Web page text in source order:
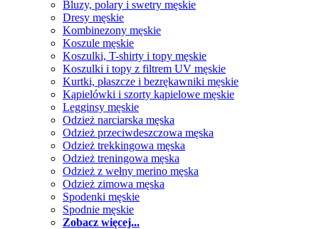
Bluzy, polary i swetry męskie
Dresy męskie
Kombinezony męskie
Koszule męskie
Koszulki, T-shirty i topy męskie
Koszulki i topy z filtrem UV męskie
Kurtki, płaszcze i bezrękawniki męskie
Kąpielówki i szorty kąpielowe męskie
Legginsy męskie
Odzież narciarska męska
Odzież przeciwdeszczowa męska
Odzież trekkingowa męska
Odzież treningowa męska
Odzież z wełny merino męska
Odzież zimowa męska
Spodenki męskie
Spodnie męskie
Zobacz więcej...